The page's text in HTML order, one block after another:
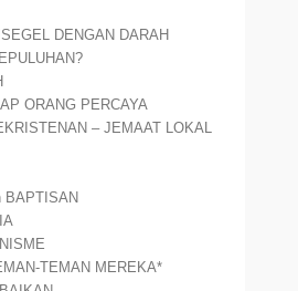
DENGAN DARAH
ORANG PERCAYA
– JEMAAT LOKAL
BAPTISAN
TEMAN MEREKA*